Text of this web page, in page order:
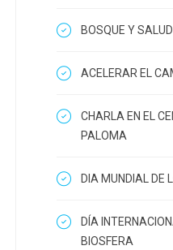
BOSQUE Y SALUD
ACELERAR EL
CHARLA EN EL
PALOMA
DIA MUNDIAL DE
DÍA
BIOSFERA